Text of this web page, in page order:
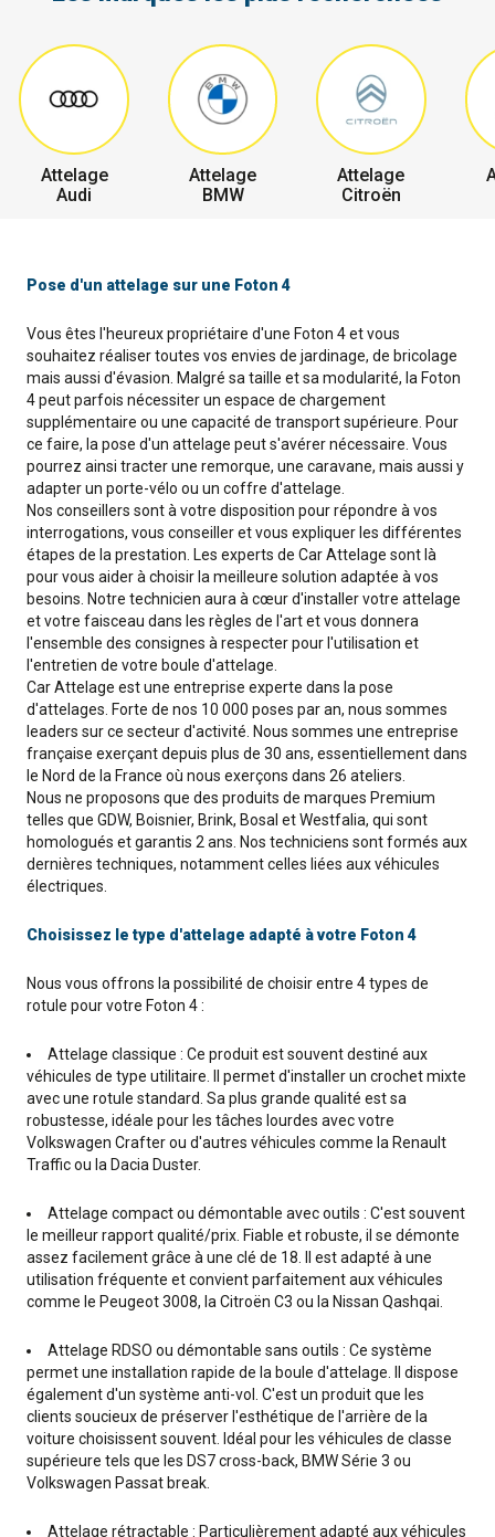
Attelage
Audi
Attelage
BMW
Attelage
Citroën
Pose d'un attelage sur une Foton 4
Vous êtes l'heureux propriétaire d'une Foton 4 et vous
souhaitez réaliser toutes vos envies de jardinage, de bricolage
mais aussi d'évasion. Malgré sa taille et sa modularité, la Foton
4 peut parfois nécessiter un espace de chargement
supplémentaire ou une capacité de transport supérieure. Pour
ce faire, la pose d'un attelage peut s'avérer nécessaire. Vous
pourrez ainsi tracter une remorque, une caravane, mais aussi y
adapter un porte-vélo ou un coffre d'attelage.
Nos conseillers sont à votre disposition pour répondre à vos
interrogations, vous conseiller et vous expliquer les différentes
étapes de la prestation. Les experts de Car Attelage sont là
pour vous aider à choisir la meilleure solution adaptée à vos
besoins. Notre technicien aura à cœur d'installer votre attelage
et votre faisceau dans les règles de l'art et vous donnera
l'ensemble des consignes à respecter pour l'utilisation et
l'entretien de votre boule d'attelage.
Car Attelage est une entreprise experte dans la pose
d'attelages. Forte de nos 10 000 poses par an, nous sommes
leaders sur ce secteur d'activité. Nous sommes une entreprise
française exerçant depuis plus de 30 ans, essentiellement dans
le Nord de la France où nous exerçons dans 26 ateliers.
Nous ne proposons que des produits de marques Premium
telles que GDW, Boisnier, Brink, Bosal et Westfalia, qui sont
homologués et garantis 2 ans. Nos techniciens sont formés aux
dernières techniques, notamment celles liées aux véhicules
électriques.
Choisissez le type d'attelage adapté à votre Foton 4
Nous vous offrons la possibilité de choisir entre 4 types de
rotule pour votre Foton 4 :
Attelage classique : Ce produit est souvent destiné aux
véhicules de type utilitaire. Il permet d'installer un crochet mixte
avec une rotule standard. Sa plus grande qualité est sa
robustesse, idéale pour les tâches lourdes avec votre
Volkswagen Crafter ou d'autres véhicules comme la Renault
Traffic ou la Dacia Duster.
Attelage compact ou démontable avec outils : C'est souvent
le meilleur rapport qualité/prix. Fiable et robuste, il se démonte
assez facilement grâce à une clé de 18. Il est adapté à une
utilisation fréquente et convient parfaitement aux véhicules
comme le Peugeot 3008, la Citroën C3 ou la Nissan Qashqai.
Attelage RDSO ou démontable sans outils : Ce système
permet une installation rapide de la boule d'attelage. Il dispose
également d'un système anti-vol. C'est un produit que les
clients soucieux de préserver l'esthétique de l'arrière de la
voiture choisissent souvent. Idéal pour les véhicules de classe
supérieure tels que les DS7 cross-back, BMW Série 3 ou
Volkswagen Passat break.
Attelage rétractable : Particulièrement adapté aux véhicules